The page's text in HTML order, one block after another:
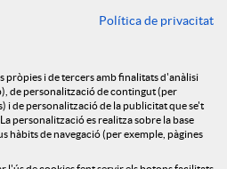
de cookies
Avís legal
Online
Política de privacitat
pròpies i de tercers amb finalitats d'anàlisi
de personalització de contingut (per
i de personalització de la publicitat que se't
personalització es realitza sobre la base
hàbits de navegació (per exemple, pàgines